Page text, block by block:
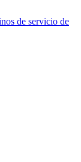
de servicio de